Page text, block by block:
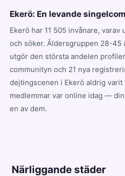
Ekerö: En levande
Ekerö har 11 505 invånare,
och söker. Åldersgruppen 28-45
utgör den största andelen
communityn och 21 nya
dejtingscenen i Ekerö aldrig varit
medlemmar var online idag —
en av dem.
Närliggande städer